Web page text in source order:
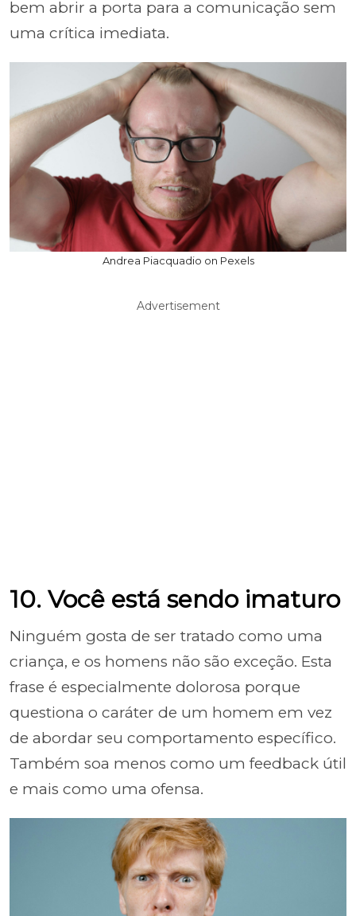
bem abrir a porta para a comunicação sem
uma crítica imediata.
Andrea Piacquadio on Pexels
Advertisement
10. Você está sendo imaturo
Ninguém gosta de ser tratado como uma
criança, e os homens não são exceção. Esta
frase é especialmente dolorosa porque
questiona o caráter de um homem em vez
de abordar seu comportamento específico.
Também soa menos como um feedback útil
e mais como uma ofensa.